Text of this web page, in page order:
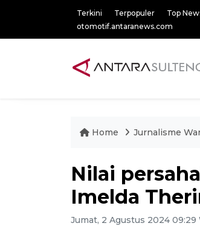
Terkini Terpopuler Top
otomotif.antaranews.com
Home Jurnalisme
Nilai
Imelda
Jumat, 2 Agustus 2024 09:29